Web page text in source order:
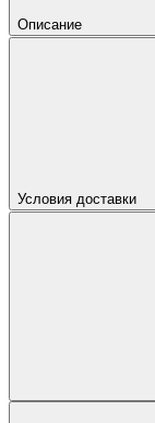
Описание
Условия доставки